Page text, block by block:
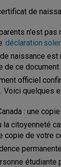
de
n'est
déclaration
naissance est
de ce
officiel
Voici quelques
: une
la citoyenneté
copie de votre
étudiante